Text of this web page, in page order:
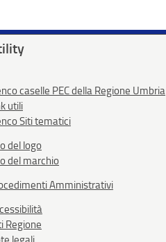
caselle PEC della Regione Umbria
utili
Siti tematici
del logo
del marchio
Amministrativi
Regione